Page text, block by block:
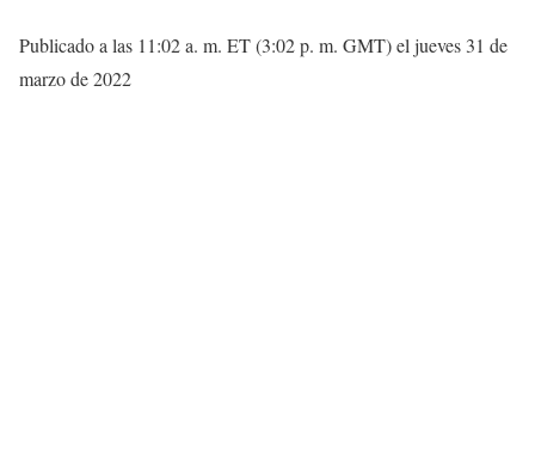
Publicado a las 11:02 a. m. ET (3:02 p. m. GMT) el jueves 31 de
marzo de 2022